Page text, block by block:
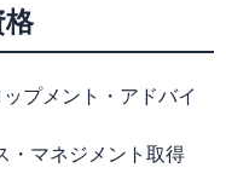
プメント・アドバイ
・マネジメント取得